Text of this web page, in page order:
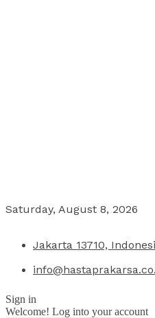
Saturday, August 8, 2026
Jakarta 13710,
Sign in
Welcome! Log into your account